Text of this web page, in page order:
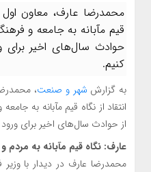
محمدرضا عارف، معاون اول
قیم مآبانه به جامعه و
حوادث سال‌های اخیر برای
کنیم.
به گزارش شهر و صنعت،
انتقاد از نگاه قیم مآبانه به
از حوادث سال‌های اخیر برای
عارف: نگاه قیم مآبانه به
محمدرضا عارف در دیدار با